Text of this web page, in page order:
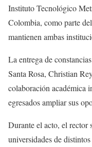
Instituto Tecnológico
Colombia, como parte
mantienen ambas
La entrega de
Santa Rosa, Christian
colaboración académica
egresados ampliar sus
Durante el acto, el rector
universidades de